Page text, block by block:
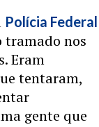
Polícia Federal
tramado nos
Eram
tentaram,
gente que